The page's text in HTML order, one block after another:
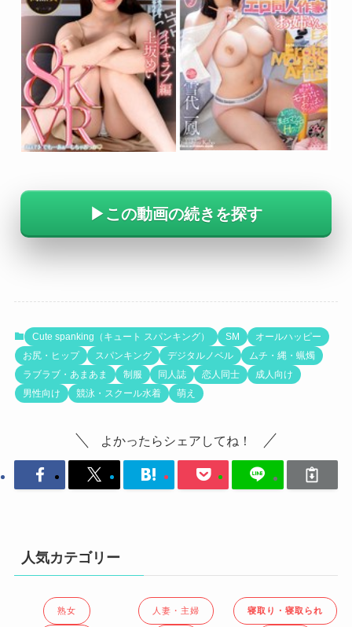
▶この動画の続きを探す
Cute spanking（キュート スパンキング） SM
オールハッピー
お尻・ヒップ
スパンキング デジタルノベル
ムチ・縄・蝋燭
ラブラブ・あまあま
制服 同人誌 恋人同士
成人向け
男性向け
競泳・スクール水着 萌え
よかったらシェアしてね！
人気カテゴリー
熟女 人妻・主婦 寝取り・寝取られ